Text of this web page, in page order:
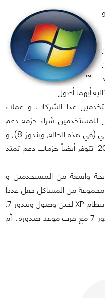
أيهما أطول.
عدا الشركات و عملاء
شراء حزمة دعم
مطولة تمتد لسنتين بعد الإصدار الثاني (في هذه الحالة, ويندوز 8), و
بهذا فإن الفترة تمتد حتى 11 أبريل 2017. تتوفر أيضاً حزمات دعم تمتد
واسعة من المستخدمين و
مجموعة من المشاكل جعل عدداً
لا بأس به من المستخدمين يتشبثون بنظام XP لحين وصول ويندوز 7.
هل سيكون ويندوز 8 أفضل من ويندوز 7 مع قرب موعد صدوره... أم